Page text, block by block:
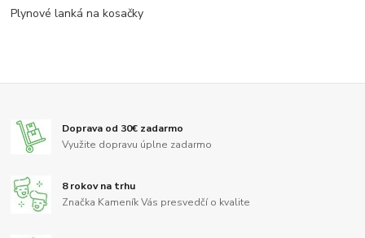
Plynové lanká na kosačky
Doprava od 30€ zadarmo
Využite dopravu úplne zadarmo
8 rokov na trhu
Značka Kameník Vás presvedčí o kvalite